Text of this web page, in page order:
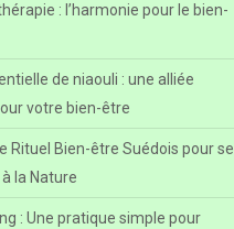
: l’harmonie pour le bien-
de niaouli : une alliée
votre bien-être
Rituel Bien-être Suédois pour se
la Nature
: Une pratique simple pour